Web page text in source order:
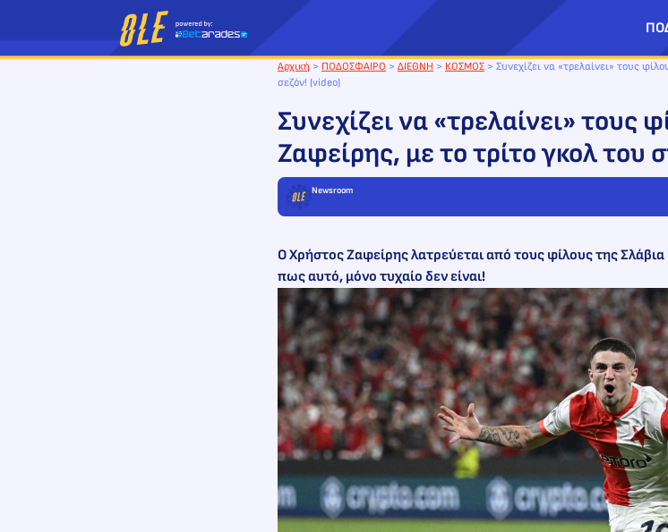
περιεχόμενο
Αρχική > ΠΟΔΟΣΦΑΙΡΟ > ΔΙΕΘΝΗ > ΚΟΣΜΟΣ > Συνεχίζει να «τρελαίνει» τους
σεζόν! (video)
Συνεχίζει να «τρελαίνει» τους
Ζαφείρης, με το τρίτο γκολ του
Newsroom
O Χρήστος Ζαφείρης λατρεύεται από τους φίλους της
πως αυτό, μόνο τυχαίο δεν είναι!